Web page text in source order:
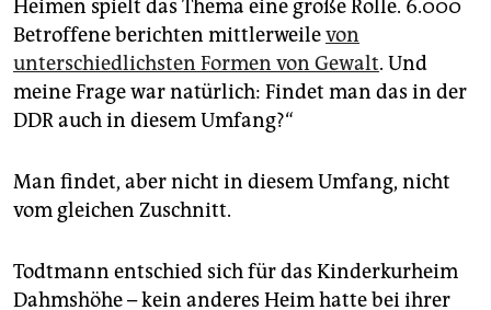
Heimen spielt das Thema eine große Rolle. 6.000
Betroffene berichten mittlerweilevon
unterschiedlichsten Formen von Gewalt. Und
meine Frage war natürlich: Findet man das in der
DDR auch in diesem Umfang?“
Man findet, aber nicht in diesem Umfang, nicht
vom gleichen Zuschnitt.
Todtmann entschied sich für das Kinderkurheim
Dahmshöhe – kein anderes Heim hatte bei ihrer